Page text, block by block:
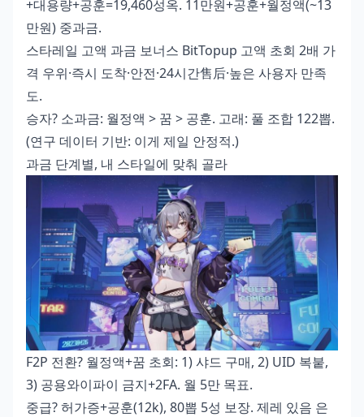
+대용량+공훈=19,460성옥. 11만원+공훈+월정액(~13
만원) 중과금.
스타레일 고액 과금 보너스 BitTopup 고액 초회 2배 가
격 우위·즉시 도착·안전·24시간售后·높은 사용자 만족
도.
승자? 소과금: 월정액 > 꿈 > 공훈. 고래: 풀 조합 122뽑.
(연구 데이터 기반: 이게 제일 안정적.)
과금 단계별, 내 스타일에 맞춰 골라
F2P 전환? 월정액+꿈 초회: 1) 샤드 구매, 2) UID 복붙,
3) 공용와이파이 금지+2FA. 월 5만 목표.
중급? 허가증+공훈(12k), 80뽑 5성 보장. 제레 있음 은